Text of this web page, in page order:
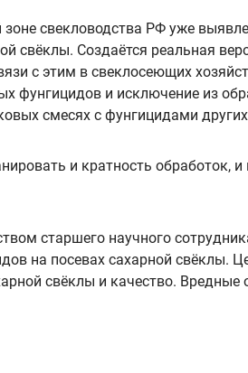
свекловодства РФ уже
свёклы. Создаётся реальная
с этим в свеклосеющих
фунгицидов и исключение из
смесях с фунгицидами
и кратность обработок,
старшего научного
на посевах сахарной свёклы.
свёклы и качество.